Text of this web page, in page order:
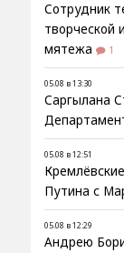
Сотрудник
творческой
мятежа
1
05.08 в 13:30
Саргылана
05.08 в 12:51
Путина с
05.08 в 12:29
Андрею